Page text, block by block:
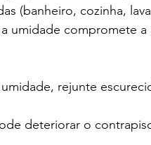
(banheiro, cozinha,
umidade compromete a
rejunte
deteriorar o